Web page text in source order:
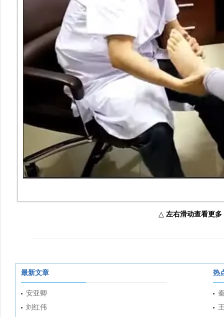
△ 左右滑动查看更多
最新文章
安亚卿
刘红伟
热